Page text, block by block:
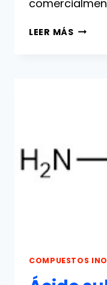
LEER MÁSÁCIDO
COMPUESTOS